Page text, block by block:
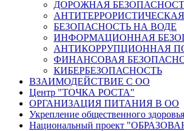
ДОРОЖНАЯ
БЕЗОПАСНОСТЬ НА ВОДЕ
ИНФОРМАЦИОННАЯ
АНТИКОРРУПЦИОННАЯ
ФИНАНСОВАЯ
КИБЕРБЕЗОПАСНОСТЬ
ВЗАИМОДЕЙСТВИЕ С ОО
Центр "ТОЧКА РОСТА"
ОРГАНИЗАЦИЯ ПИТАНИЯ В ОО
Укрепление общественного здоровья
Национальный проект